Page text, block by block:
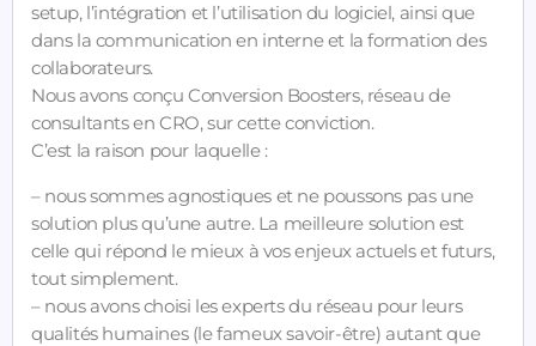
setup, l’intégration et l’utilisation du logiciel, ainsi que
dans la communication en interne et la formation des
collaborateurs.
Nous avons conçu Conversion Boosters, réseau de
consultants en CRO, sur cette conviction.
C’est la raison pour laquelle :
– nous sommes agnostiques et ne poussons pas une
solution plus qu’une autre. La meilleure solution est
celle qui répond le mieux à vos enjeux actuels et futurs,
tout simplement.
– nous avons choisi les experts du réseau pour leurs
qualités humaines (le fameux savoir-être) autant que